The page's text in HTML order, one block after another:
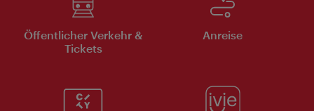
Öffentlicher Verkehr &
Tickets
Anreise